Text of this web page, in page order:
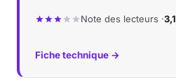
Note des lecteurs ·3,1
Fiche technique →